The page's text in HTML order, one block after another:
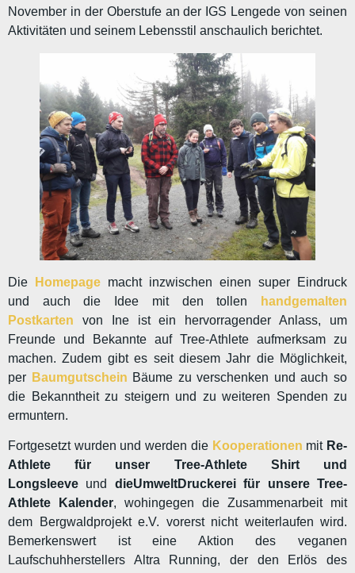
November in der Oberstufe an der IGS Lengede von seinen
Aktivitäten und seinem Lebensstil anschaulich berichtet.
Die Homepage macht inzwischen einen super Eindruck
und auch die Idee mit den tollen
handgemalten
Postkarten von Ine ist ein hervorragender Anlass, um
Freunde und Bekannte auf Tree-Athlete aufmerksam zu
machen. Zudem gibt es seit diesem Jahr die Möglichkeit,
per Baumgutschein Bäume zu verschenken und auch so
die Bekanntheit zu steigern und zu weiteren Spenden zu
ermuntern.
Fortgesetzt wurden und werden die Kooperationen mit Re-
Athlete für unser Tree-Athlete Shirt und
Longsleeve und dieUmweltDruckerei für unsere Tree-
Athlete Kalender, wohingegen die Zusammenarbeit mit
dem Bergwaldprojekt e.V. vorerst nicht weiterlaufen wird.
Bemerkenswert ist eine Aktion des veganen
Laufschuhherstellers Altra Running, der den Erlös des